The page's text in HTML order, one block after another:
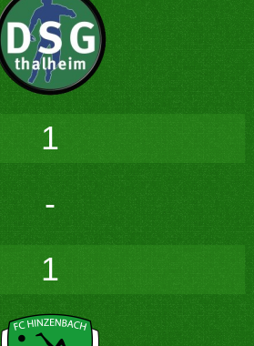
1
-
1